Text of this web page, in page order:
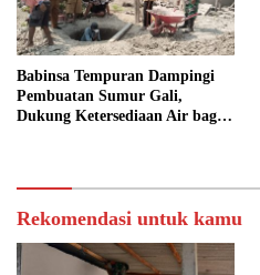
Babinsa Tempuran Dampingi
Pembuatan Sumur Gali,
Dukung Ketersediaan Air bagi
Rekomendasi untuk kamu